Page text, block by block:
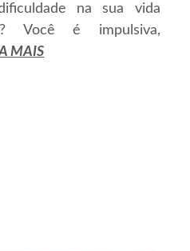
na sua vida
Você é impulsiva,
MAIS